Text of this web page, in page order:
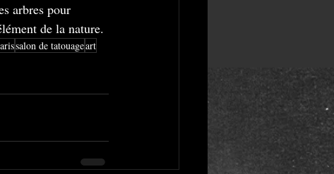
arbres pour
de la nature.
salon de tatouageart